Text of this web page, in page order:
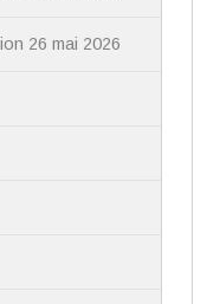
26 mai 2026